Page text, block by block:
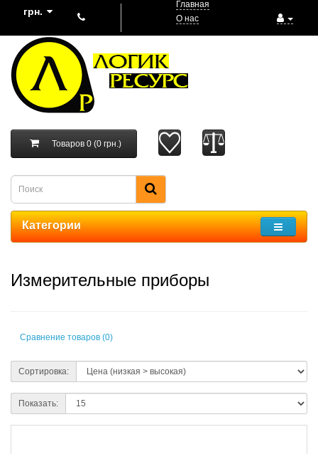
грн.
Главная
О нас
Товаров 0 (0 грн.)
Категории
Измерительные приборы
Сравнение товаров (0)
Сортировка:
Показать: